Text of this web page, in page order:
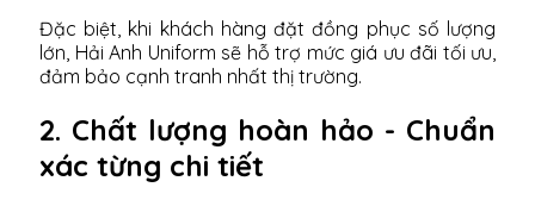
Đặc biệt, khi khách hàng đặt đồng phục số lượng
lớn, Hải Anh Uniform sẽ hỗ trợ mức giá ưu đãi tối ưu,
đảm bảo cạnh tranh nhất thị trường.
2. Chất lượng hoàn hảo - Chuẩn
xác từng chi tiết